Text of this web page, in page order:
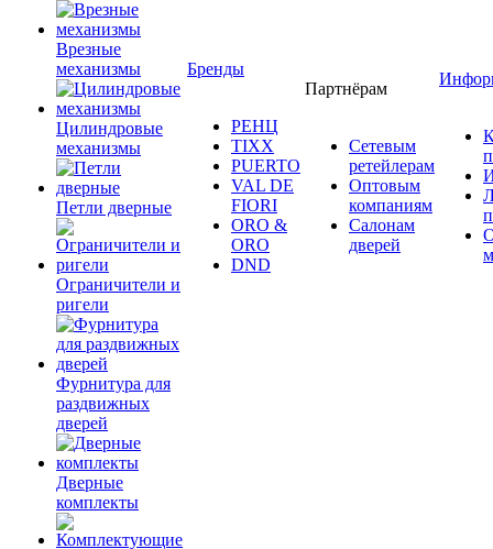
Врезные
механизмы
Цилиндровые
механизмы
Петли дверные
Ограничители и
ригели
Фурнитура для
раздвижных
дверей
Дверные
комплекты
Бренды
РЕНЦ
TIXX
PUERTO
VAL DE
FIORI
ORO &
ORO
DND
Партнёрам
Сетевым
ретейлерам
Оптовым
компаниям
Салонам
дверей